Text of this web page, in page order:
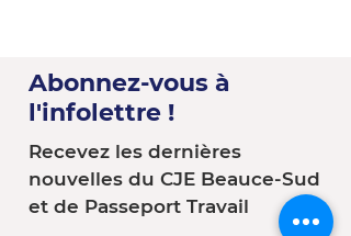
Abonnez-vous à
l'infolettre !
Recevez les dernières
nouvelles du CJE Beauce-Sud
et de Passeport Travail